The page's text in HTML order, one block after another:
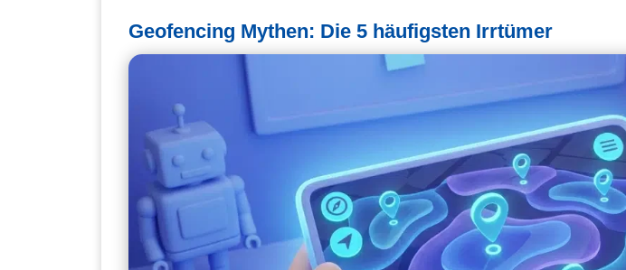
Geofencing Mythen: Die 5 häufigsten Irrtümer